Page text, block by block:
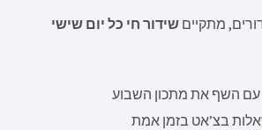
מתקיים שידור חי כל יום שישי
השף את מתכון השבוע
בצ’אט בזמן אמת